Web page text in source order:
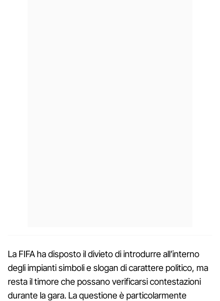
La FIFA ha disposto il divieto di introdurre all’interno
degli impianti simboli e slogan di carattere politico, ma
resta il timore che possano verificarsi contestazioni
durante la gara. La questione è particolarmente